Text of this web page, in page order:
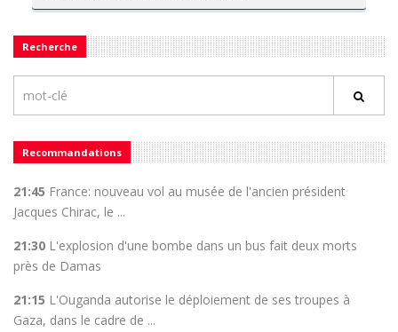
Recherche
Recommandations
21:45 France: nouveau vol au musée de l'ancien président
Jacques Chirac, le ...
21:30 L'explosion d'une bombe dans un bus fait deux morts
près de Damas
21:15 L'Ouganda autorise le déploiement de ses troupes à
Gaza, dans le cadre de ...